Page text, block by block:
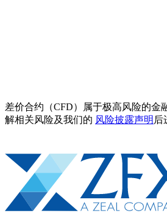
差价合约（CFD）属于极高风险的金
解相关风险及我们的 风险披露声明 后